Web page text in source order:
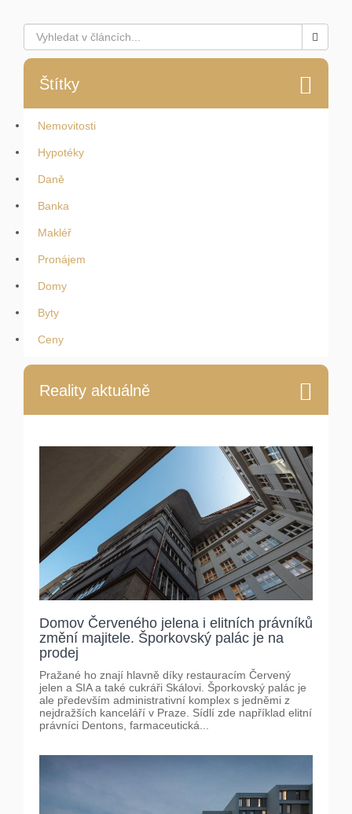
Štítky
Nemovitosti
Hypotéky
Daně
Banka
Makléř
Pronájem
Domy
Byty
Ceny
Reality aktuálně
Domov Červeného jelena i elitních právníků
změní majitele. Šporkovský palác je na
prodej
Pražané ho znají hlavně díky restauracím Červený
jelen a SIA a také cukráři Skálovi. Šporkovský palác je
ale především administrativní komplex s jedněmi z
nejdražších kanceláří v Praze. Sídlí zde například elitní
právníci Dentons, farmaceutická...